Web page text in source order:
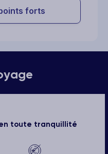
forts
toute tranquillité